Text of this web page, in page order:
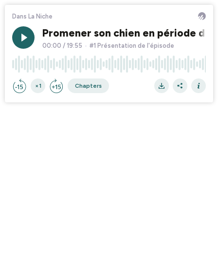
Dans La Niche
Promener son chien en période de
00:00 / 19:55 #1 Présentation de l'épisode
×1 Chapters